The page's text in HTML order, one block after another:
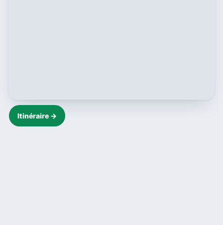
Itinéraire →